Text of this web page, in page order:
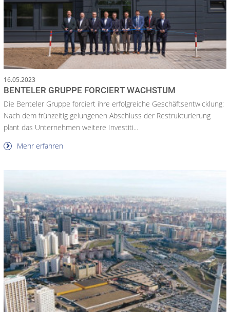
16.05.2023
BENTELER GRUPPE FORCIERT WACHSTUM
Die Benteler Gruppe forciert ihre erfolgreiche Geschäftsentwicklung:
Nach dem frühzeitig gelungenen Abschluss der Restrukturierung
plant das Unternehmen weitere Investiti...
Mehr erfahren